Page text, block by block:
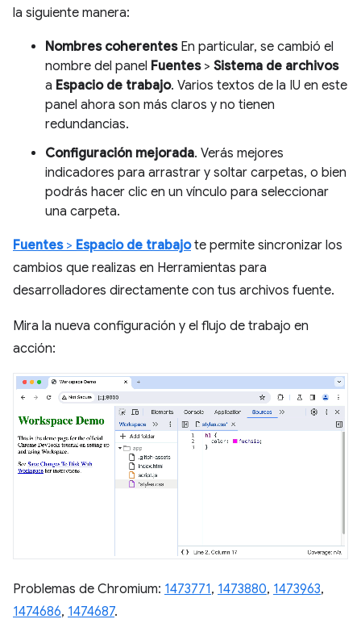
la siguiente manera:
Nombres coherentesEn particular, se cambió el
nombre del panel Fuentes> Sistema de archivos
a Espacio de trabajo. Varios textos de la IU en este
panel ahora son más claros y no tienen
redundancias.
Configuración mejorada. Verás mejores
indicadores para arrastrar y soltar carpetas, o bien
podrás hacer clic en un vínculo para seleccionar
una carpeta.
Fuentes> Espacio de trabajote permite sincronizar los
cambios que realizas en Herramientas para
desarrolladores directamente con tus archivos fuente.
Mira la nueva configuración y el flujo de trabajo en
acción:
Problemas de Chromium: 1473771, 1473880, 1473963,
1474686, 1474687.